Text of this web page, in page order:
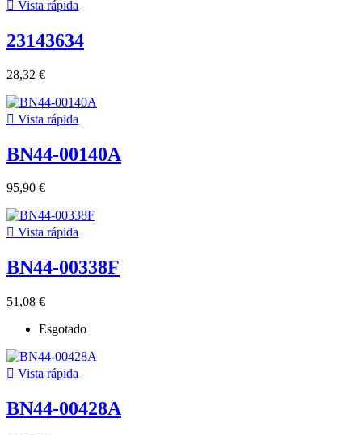
 Vista rápida
23143634
28,32 €
 Vista rápida
BN44-00140A
95,90 €
 Vista rápida
BN44-00338F
51,08 €
Esgotado
 Vista rápida
BN44-00428A